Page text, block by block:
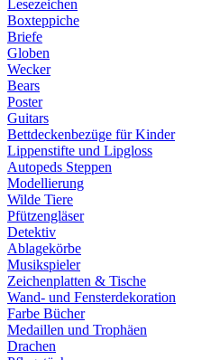
Lesezeichen
Boxteppiche
Briefe
Globen
Wecker
Bears
Poster
Guitars
Bettdeckenbezüge für Kinder
Lippenstifte und Lipgloss
Autopeds Steppen
Modellierung
Wilde Tiere
Pfützengläser
Detektiv
Ablagekörbe
Musikspieler
Zeichenplatten & Tische
Wand- und Fensterdekoration
Farbe Bücher
Medaillen und Trophäen
Drachen